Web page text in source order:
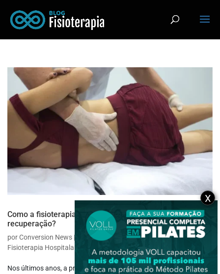
Como a fisioterapia pós cirurgia plástica pode acelerar a
recuperação?
porConversion News | dez 30, 2024 Fisioterapia Específica,
Fisioterapia Hospitalar
Nos últimos anos, a procura por procedimentos estéticos cresceu
X